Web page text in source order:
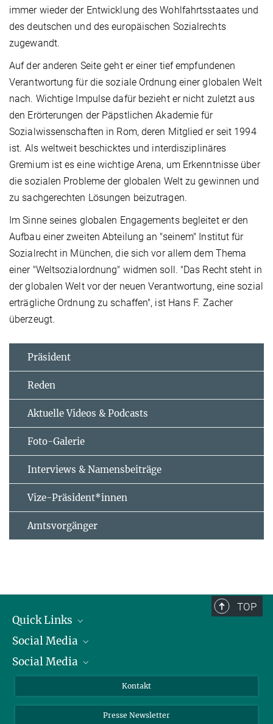
immer wieder der Entwicklung des Wohlfahrtsstaates und
des deutschen und des europäischen Sozialrechts
zugewandt.
Auf der anderen Seite geht er einer tief empfundenen
Verantwortung für die soziale Ordnung einer globalen Welt
nach. Wichtige Impulse dafür bezieht er nicht zuletzt aus
den Erörterungen der Päpstlichen Akademie für
Sozialwissenschaften in Rom, deren Mitglied er seit 1994
ist. Als weltweit beschicktes und interdisziplinäres
Gremium ist es eine wichtige Arena, um Erkenntnisse über
die sozialen Probleme der globalen Welt zu gewinnen und
zu sachgerechten Lösungen beizutragen.
Im Sinne seines globalen Engagements begleitet er den
Aufbau einer zweiten Abteilung an "seinem" Institut für
Sozialrecht in München, die sich vor allem dem Thema
einer "Weltsozialordnung" widmen soll. "Das Recht steht in
der globalen Welt vor der neuen Verantwortung, eine sozial
erträgliche Ordnung zu schaffen", ist Hans F. Zacher
überzeugt.
Präsident
Reden
Aktuelle Videos & Podcasts
Foto-Galerie
Interviews & Namensbeiträge
Vize-Präsident*innen
Amtsvorgänger
TOP
Quick Links
Präsident
Zahlen und Fakten
Social Media
Bluesky
Social Media
Instagram
Kontakt
Presse Newsletter